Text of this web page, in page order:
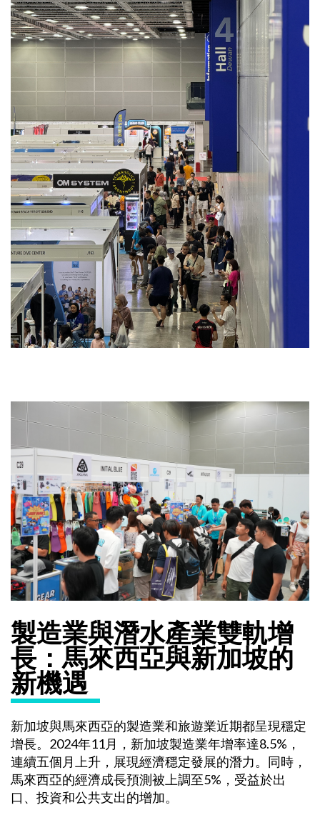
製造業與潛水產業雙軌增
長：馬來西亞與新加坡的
新機遇
新加坡與馬來西亞的製造業和旅遊業近期都呈現穩定
增長。2024年11月，新加坡製造業年增率達8.5%，
連續五個月上升，展現經濟穩定發展的潛力。同時，
馬來西亞的經濟成長預測被上調至5%，受益於出
口、投資和公共支出的增加。